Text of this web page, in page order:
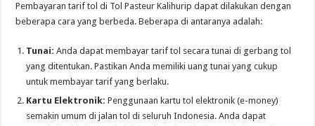
Pembayaran tarif tol di Tol Pasteur Kalihurip dapat dilakukan dengan
beberapa cara yang berbeda. Beberapa di antaranya adalah:
Tunai: Anda dapat membayar tarif tol secara tunai di gerbang tol
yang ditentukan. Pastikan Anda memiliki uang tunai yang cukup
untuk membayar tarif yang berlaku.
Kartu Elektronik: Penggunaan kartu tol elektronik (e-money)
semakin umum di jalan tol di seluruh Indonesia. Anda dapat